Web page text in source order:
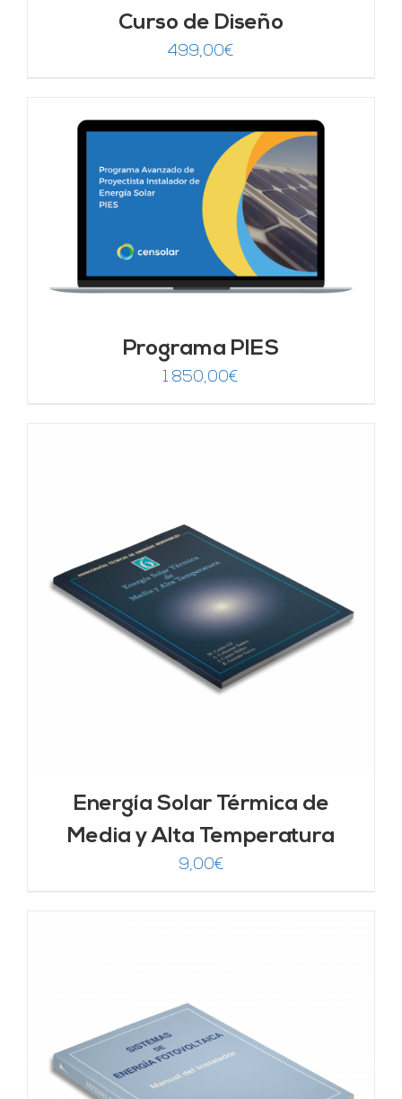
Curso de Diseño
499,00€
Programa PIES
1.850,00€
Energía Solar Térmica de
Media y Alta Temperatura
9,00€